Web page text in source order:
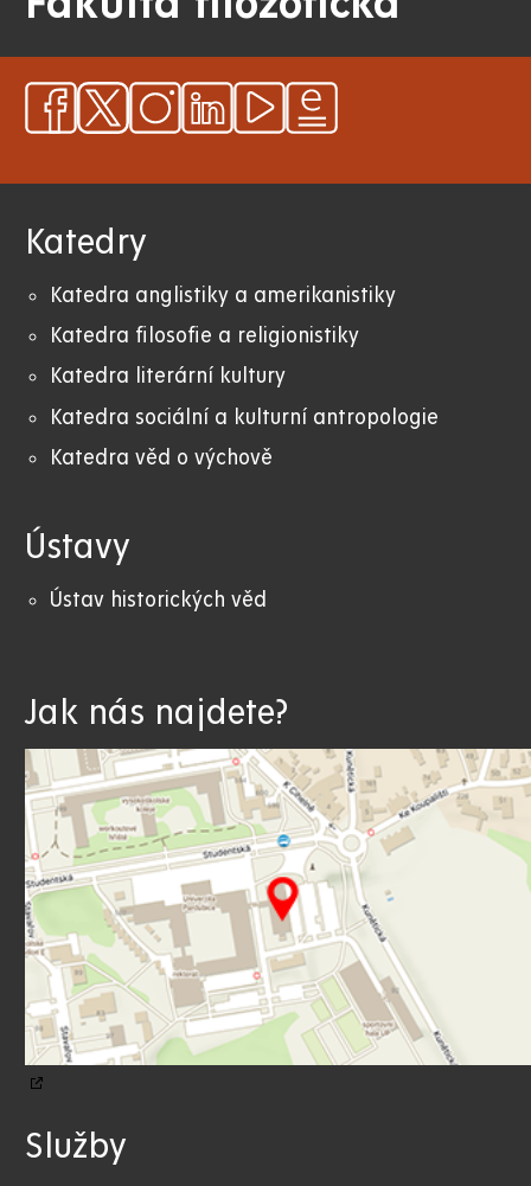
Katedry
Katedra anglistiky a amerikanistiky
Katedra filosofie a religionistiky
Katedra literární kultury
Katedra sociální a kulturní antropologie
Katedra věd o výchově
Ústavy
Ústav historických věd
Jak nás najdete?
Služby